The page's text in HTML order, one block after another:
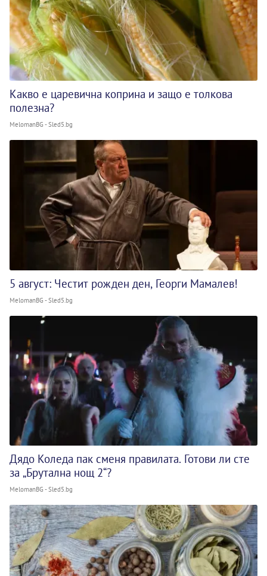
Какво е царевична коприна и защо е толкова
полезна?
MelomanBG - Sled5.bg
5 август: Честит рожден ден, Георги Мамалев!
MelomanBG - Sled5.bg
Дядо Коледа пак сменя правилата. Готови ли сте
за „Брутална нощ 2“?
MelomanBG - Sled5.bg